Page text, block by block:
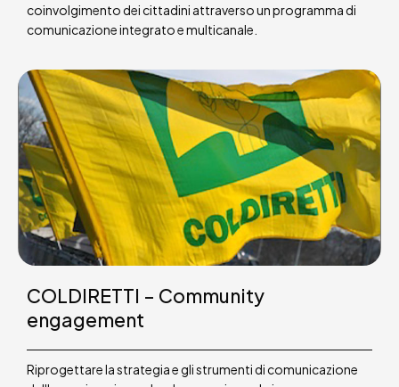
coinvolgimento dei cittadini attraverso un programma di
comunicazione integrato e multicanale.
COLDIRETTI – Community
engagement
Riprogettare la strategia e gli strumenti di comunicazione